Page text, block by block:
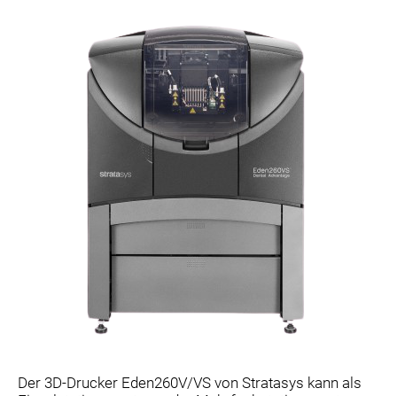
Der 3D-Drucker Eden260V/VS von Stratasys kann als